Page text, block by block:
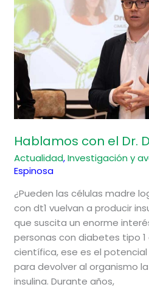
Hablamos con el Dr.
Actualidad,Investigación y
Espinosa
¿Pueden las células madre
con dt1 vuelvan a producir
que suscita un enorme
personas con diabetes tipo
científica, ese es el
para devolver al organismo
insulina. Durante años,
Diego
Balboa